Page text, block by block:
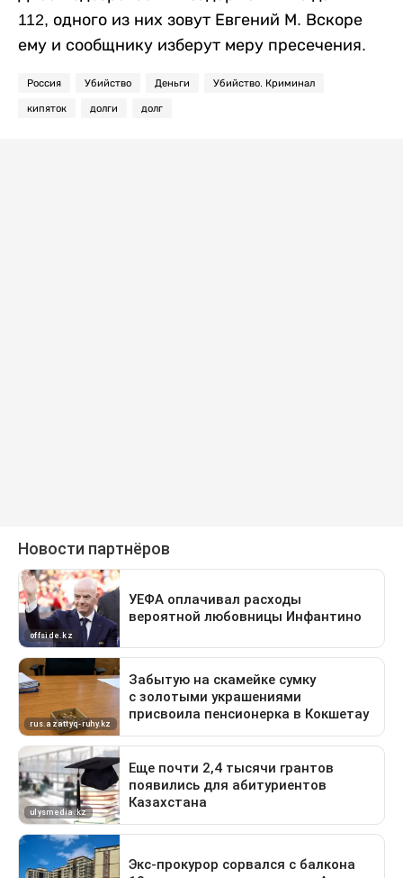
112, одного из них зовут Евгений М. Вскоре
ему и сообщнику изберут меру пресечения.
Россия Убийство Деньги Убийство. Криминал
кипяток долги долг